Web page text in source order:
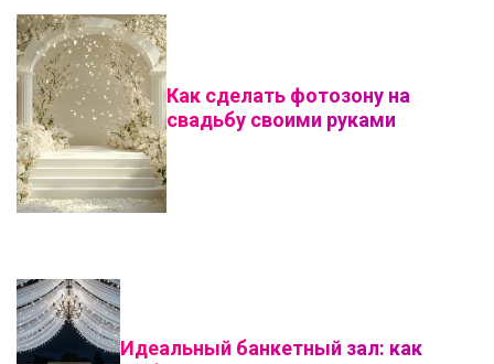
Как сделать фотозону на
свадьбу своими руками
Идеальный банкетный зал: как